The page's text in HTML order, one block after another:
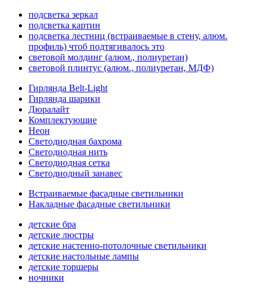
подсветка зеркал
подсветка картин
подсветка лестниц (встраиваемые в стену, алюм.
профиль) чтоб подтягивалось это
световой молдинг (алюм., полиуретан)
световой плинтус (алюм., полиуретан, МДФ)
Гирлянда Belt-Light
Гирлянда шарики
Дюралайт
Комплектующие
Неон
Светодиодная бахрома
Светодиодная нить
Светодиодная сетка
Светодиодный занавес
Встраиваемые фасадные светильники
Накладные фасадные светильники
детские бра
детские люстры
детские настенно-потолочные светильники
детские настольные лампы
детские торшеры
ночники